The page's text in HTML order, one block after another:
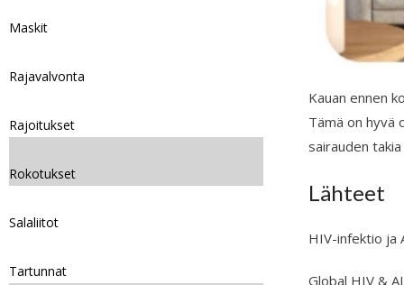
Kauan ennen
Tämä on hyvä
sairauden
Lähteet
HIV-infektio ja
Global HIV &
Maskit
Rajavalvonta
Rajoitukset
Rokotukset
Salaliitot
Tartunnat